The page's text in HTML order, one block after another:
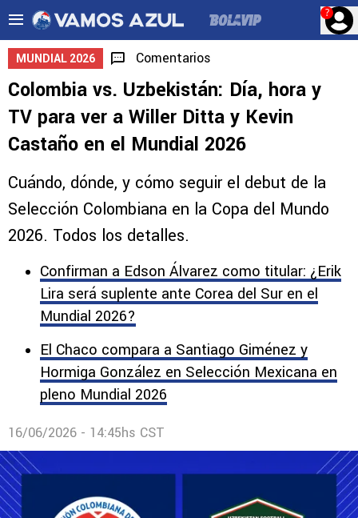
?
MUNDIAL 2026 Comentarios
Colombia vs. Uzbekistán: Día, hora y
TV para ver a Willer Ditta y Kevin
Castaño en el Mundial 2026
Cuándo, dónde, y cómo seguir el debut de la
Selección Colombiana en la Copa del Mundo
2026. Todos los detalles.
Confirman a Edson Álvarez como titular: ¿Erik
Lira será suplente ante Corea del Sur en el
Mundial 2026?
El Chaco compara a Santiago Giménez y
Hormiga González en Selección Mexicana en
pleno Mundial 2026
16/06/2026 - 14:45hs CST